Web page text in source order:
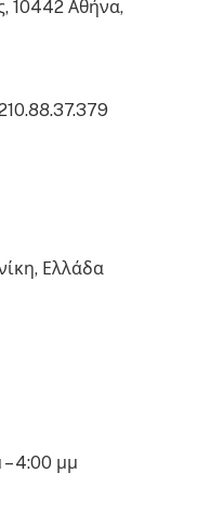
10442 Αθήνα,
Ελλάδα
4:00 μμ